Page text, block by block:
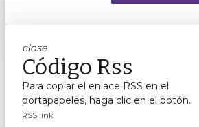
close
Código Rss
Para copiar el enlace RSS en el
portapapeles, haga clic en el botón.
RSS link